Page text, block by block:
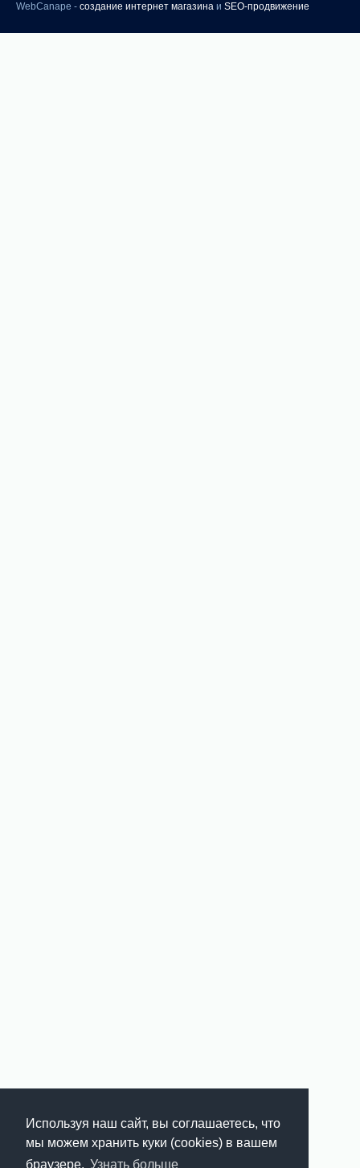
Используя наш сайт, вы соглашаетесь, что
мы можем хранить куки (cookies) в вашем
браузере. Узнать больше
WebCanape - создание интернет магазина и SEO-продвижение